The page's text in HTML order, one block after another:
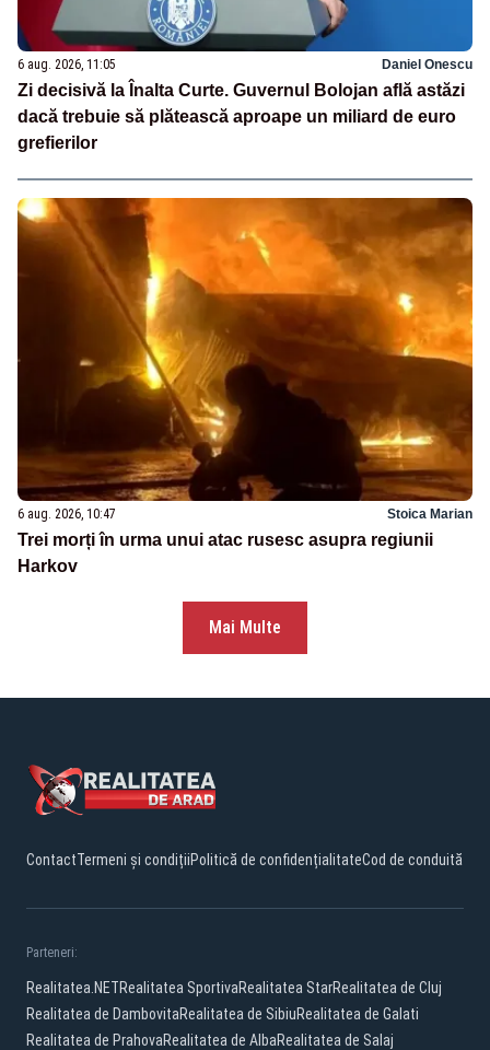
6 aug. 2026, 11:05 Daniel Onescu
Zi decisivă la Înalta Curte. Guvernul Bolojan află astăzi
dacă trebuie să plătească aproape un miliard de euro
grefierilor
6 aug. 2026, 10:47 Stoica Marian
Trei morți în urma unui atac rusesc asupra regiunii
Harkov
Mai Multe
ContactTermeni și condițiiPolitică de confidențialitateCod de conduită
Parteneri:
Realitatea.NETRealitatea SportivaRealitatea StarRealitatea de Cluj
Realitatea de DambovitaRealitatea de SibiuRealitatea de Galati
Realitatea de PrahovaRealitatea de AlbaRealitatea de Salaj